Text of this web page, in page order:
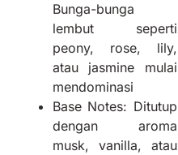
Bunga-bunga
lembut seperti
peony, rose, lily,
atau jasmine mulai
mendominasi
Base Notes: Ditutup
dengan aroma
musk, vanilla, atau